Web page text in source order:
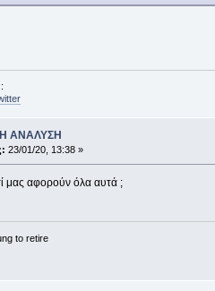
ΑΝΑΛΥΣΗ
23/01/20, 13:38 »
μας αφορούν όλα αυτά ;
to retire